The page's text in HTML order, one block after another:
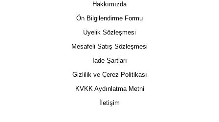
Hakkımızda
Ön Bilgilendirme Formu
Üyelik Sözleşmesi
Mesafeli Satış Sözleşmesi
İade Şartları
Gizlilik ve Çerez Politikası
KVKK Aydınlatma Metni
İletişim